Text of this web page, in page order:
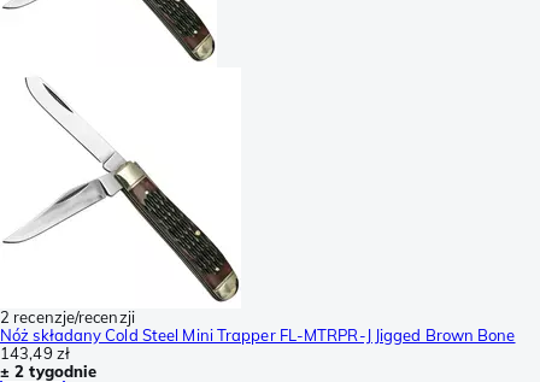
2 recenzje/recenzji
Nóż składany Cold Steel Mini Trapper FL-MTRPR-J Jigged Brown Bone
143,49 zł
± 2 tygodnie